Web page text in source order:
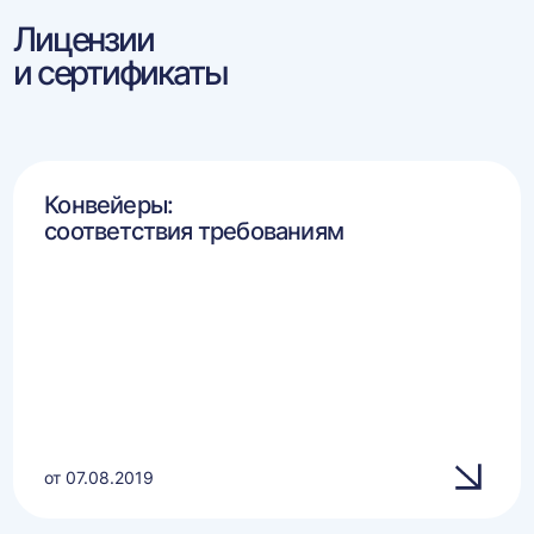
Лицензии
и сертификаты
Конвейеры:
соответствия требованиям
от 07.08.2019